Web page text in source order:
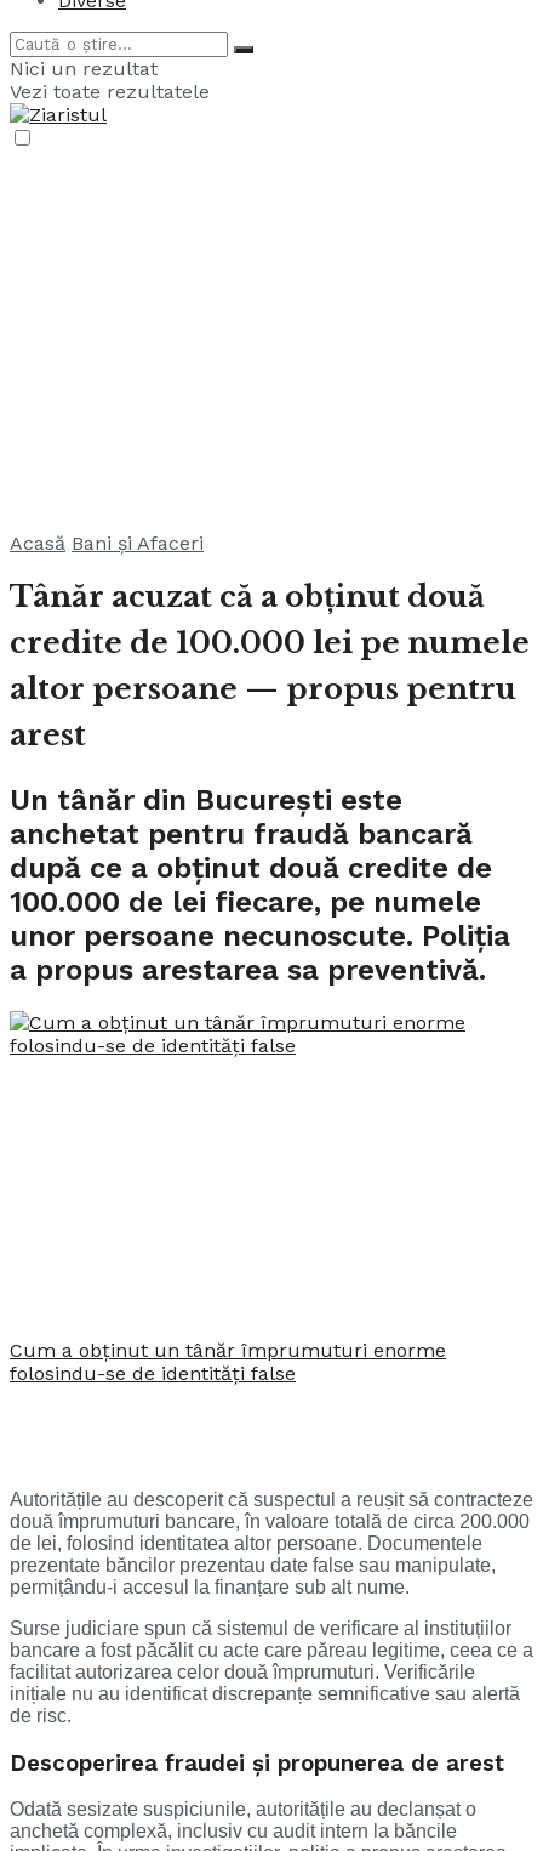
Nici un rezultat
Vezi toate rezultatele
Acasă Bani și Afaceri
Tânăr acuzat că a obținut două
credite de 100.000 lei pe numele
altor persoane — propus pentru
arest
Un tânăr din București este
anchetat pentru fraudă bancară
după ce a obținut două credite de
100.000 de lei fiecare, pe numele
unor persoane necunoscute. Poliția
a propus arestarea sa preventivă.
Cum a obținut un tânăr împrumuturi enorme
folosindu-se de identități false
Autoritățile au descoperit că suspectul a reușit să contracteze
două împrumuturi bancare, în valoare totală de circa 200.000
de lei, folosind identitatea altor persoane. Documentele
prezentate băncilor prezentau date false sau manipulate,
permițându-i accesul la finanțare sub alt nume.
Surse judiciare spun că sistemul de verificare al instituțiilor
bancare a fost păcălit cu acte care păreau legitime, ceea ce a
facilitat autorizarea celor două împrumuturi. Verificările
inițiale nu au identificat discrepanțe semnificative sau alertă
de risc.
Descoperirea fraudei și propunerea de arest
Odată sesizate suspiciunile, autoritățile au declanșat o
anchetă complexă, inclusiv cu audit intern la băncile